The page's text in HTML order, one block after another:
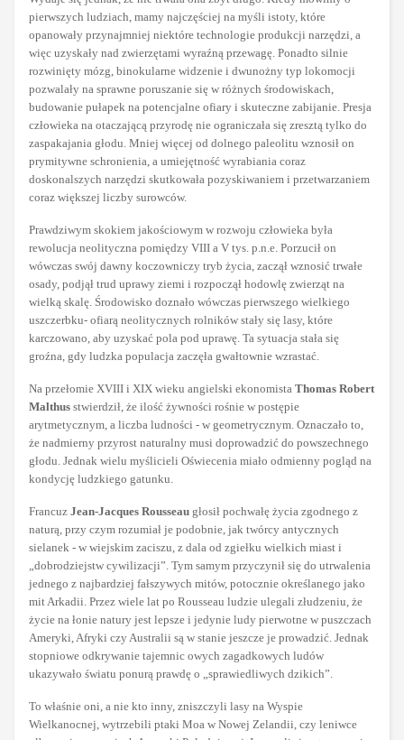
pierwszych ludziach, mamy najczęściej na myśli istoty, które
opanowały przynajmniej niektóre technologie produkcji narzędzi, a
więc uzyskały nad zwierzętami wyraźną przewagę. Ponadto silnie
rozwinięty mózg, binokularne widzenie i dwunożny typ lokomocji
pozwalały na sprawne poruszanie się w różnych środowiskach,
budowanie pułapek na potencjalne ofiary i skuteczne zabijanie. Presja
człowieka na otaczającą przyrodę nie ograniczała się zresztą tylko do
zaspakajania głodu. Mniej więcej od dolnego paleolitu wznosił on
prymitywne schronienia, a umiejętność wyrabiania coraz
doskonalszych narzędzi skutkowała pozyskiwaniem i przetwarzaniem
coraz większej liczby surowców.
Prawdziwym skokiem jakościowym w rozwoju człowieka była
rewolucja neolityczna pomiędzy VIII a V tys. p.n.e. Porzucił on
wówczas swój dawny koczowniczy tryb życia, zaczął wznosić trwałe
osady, podjął trud uprawy ziemi i rozpoczął hodowlę zwierząt na
wielką skalę. Środowisko doznało wówczas pierwszego wielkiego
uszczerbku- ofiarą neolitycznych rolników stały się lasy, które
karczowano, aby uzyskać pola pod uprawę. Ta sytuacja stała się
groźna, gdy ludzka populacja zaczęła gwałtownie wzrastać.
Na przełomie XVIII i XIX wieku angielski ekonomista Thomas Robert
Malthus stwierdził, że ilość żywności rośnie w postępie
arytmetycznym, a liczba ludności - w geometrycznym. Oznaczało to,
że nadmierny przyrost naturalny musi doprowadzić do powszechnego
głodu. Jednak wielu myślicieli Oświecenia miało odmienny pogląd na
kondycję ludzkiego gatunku.
Francuz Jean-Jacques Rousseau głosił pochwałę życia zgodnego z
naturą, przy czym rozumiał je podobnie, jak twórcy antycznych
sielanek - w wiejskim zaciszu, z dala od zgiełku wielkich miast i
„dobrodziejstw cywilizacji”. Tym samym przyczynił się do utrwalenia
jednego z najbardziej fałszywych mitów, potocznie określanego jako
mit Arkadii. Przez wiele lat po Rousseau ludzie ulegali złudzeniu, że
życie na łonie natury jest lepsze i jedynie ludy pierwotne w puszczach
Ameryki, Afryki czy Australii są w stanie jeszcze je prowadzić. Jednak
stopniowe odkrywanie tajemnic owych zagadkowych ludów
ukazywało światu ponurą prawdę o „sprawiedliwych dzikich”.
To właśnie oni, a nie kto inny, zniszczyli lasy na Wyspie
Wielkanocnej, wytrzebili ptaki Moa w Nowej Zelandii, czy leniwce